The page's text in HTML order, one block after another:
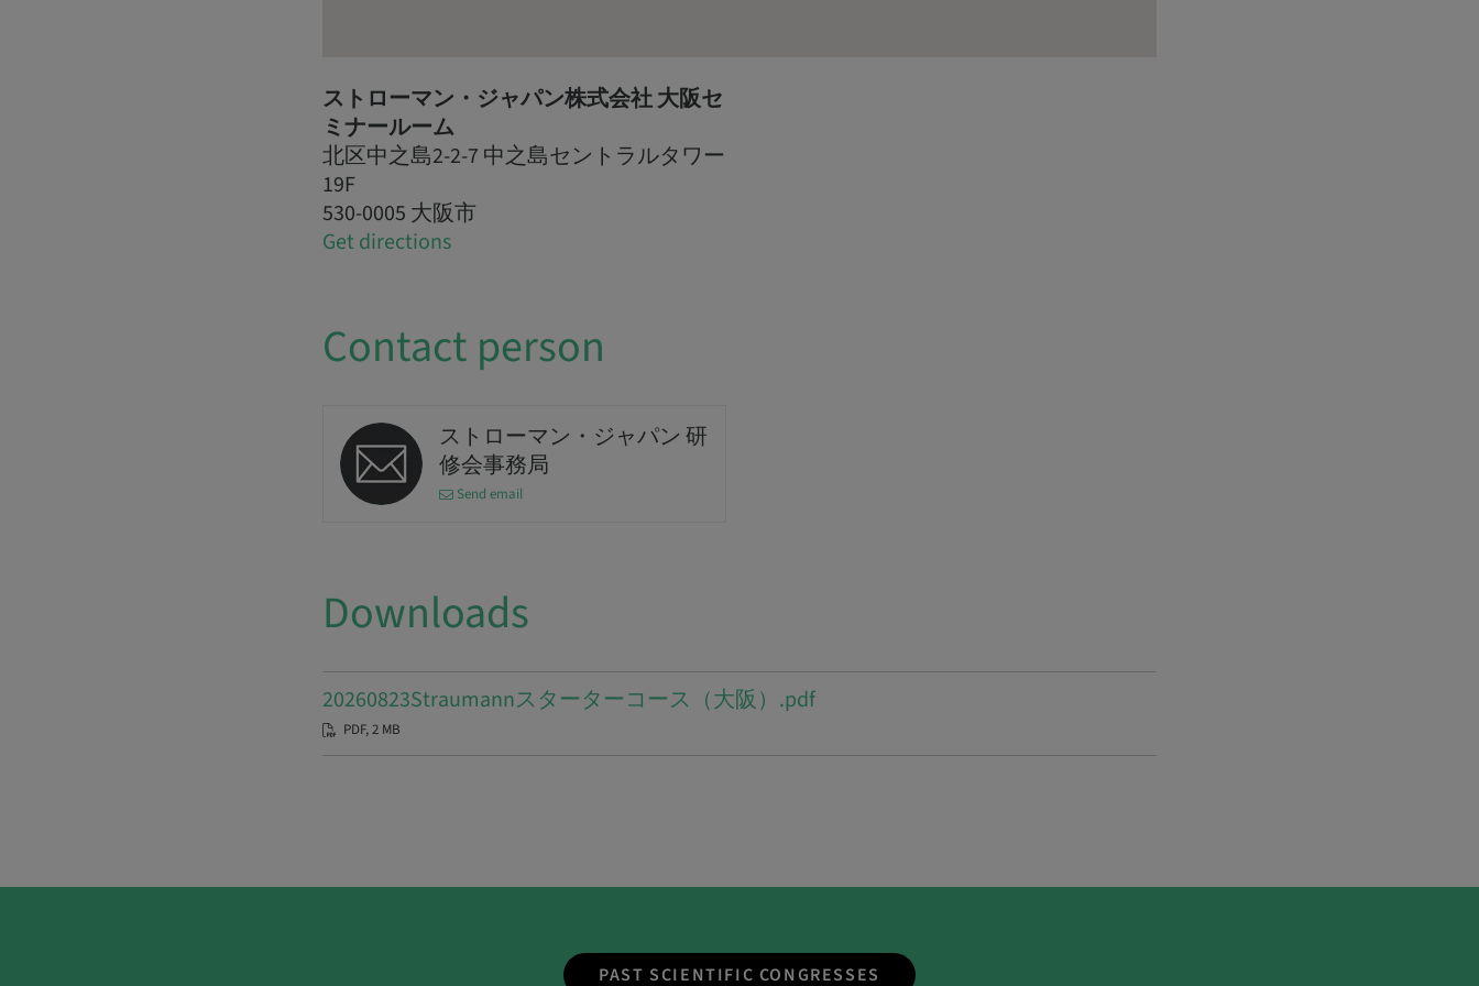
ストローマン・ジャパン株式会社 大阪セ
ミナールーム
北区中之島2-2-7 中之島セントラルタワー
19F
530-0005 大阪市
Get directions
Contact person
ストローマン・ジャパン 研
修会事務局
Send email
Downloads
20260823Straumannスターターコース（大阪）.pdf
PDF, 2 MB
PAST SCIENTIFIC CONGRESSES